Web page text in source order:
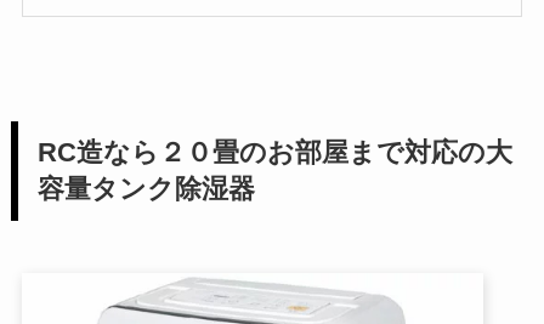
RC造なら２０畳のお部屋まで対応の大
容量タンク除湿器